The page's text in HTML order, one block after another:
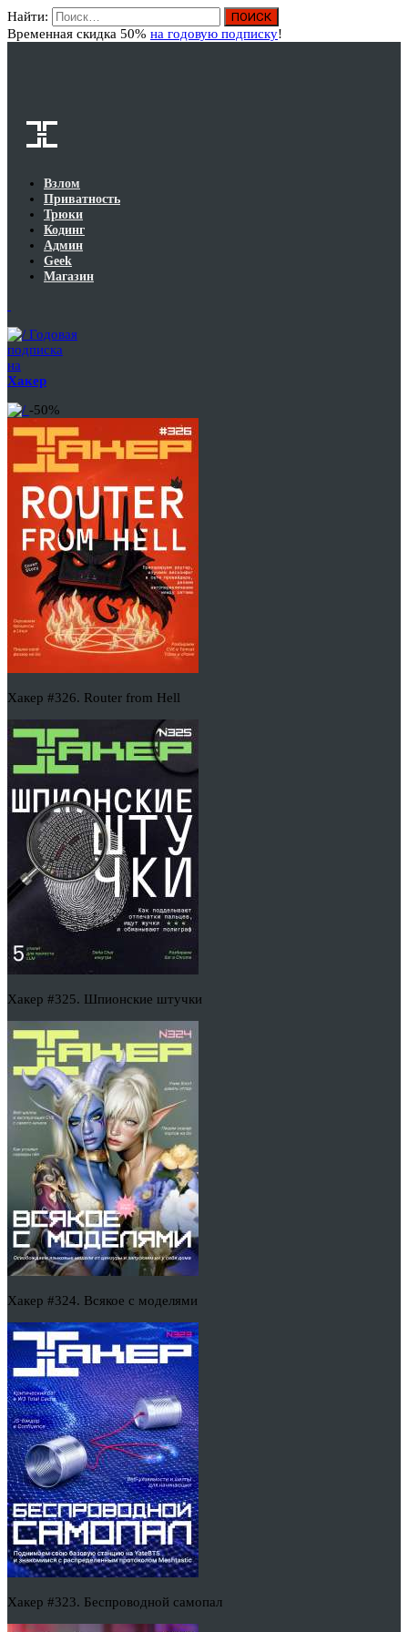
Найти:
Временная скидка 50% на годовую подписку!
Взлом
Приватность
Трюки
Кодинг
Админ
Geek
Магазин
Годовая
подписка
на
Хакер
-50%
Хакер #326. Router from Hell
Хакер #325. Шпионские штучки
Хакер #324. Всякое с моделями
Хакер #323. Беспроводной самопал